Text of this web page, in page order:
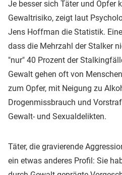
Je besser sich Täter und Opfer
Gewaltrisiko, zeigt laut
Jens Hoffman die Statistik.
dass die Mehrzahl der Stalker
"nur" 40 Prozent der
Gewalt gehen oft von
zum Opfer, mit Neigung zu
Drogenmissbrauch und
Gewalt- und Sexualdelikten.
Täter, die gravierende
ein etwas anderes Profil: Sie